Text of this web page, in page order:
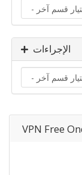
الإجراءات
VPN Free